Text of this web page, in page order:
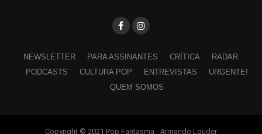
NEWSLETTER PARA ASSINANTES CRÍTICA
RADAR
PODCASTS
CULTURA POP ENTREVISTAS
URGENTE!
QUEM SOMOS
Copyright © 2021 Pop Fantasma - Armando Louder